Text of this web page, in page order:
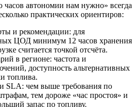
часов автономии нам нужно» всегда
практических ориентиров:
и рекомендации: для
ЦОД минимум 12 часов хранения
считается точкой отсчёта.
в регионе: частота и
доступность альтернативных
топлива.
SLA: чем выше требования по
тем дороже «час простоя» и
запас по топливу.